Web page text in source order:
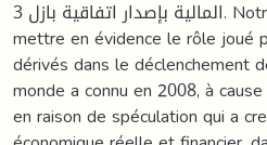
المالية بإصدار اتفاقية بازل 3. Notre étude a permis de
mettre en évidence le rôle joué
dérivés dans le déclenchement
monde a connu en 2008, à
en raison de spéculation qui a